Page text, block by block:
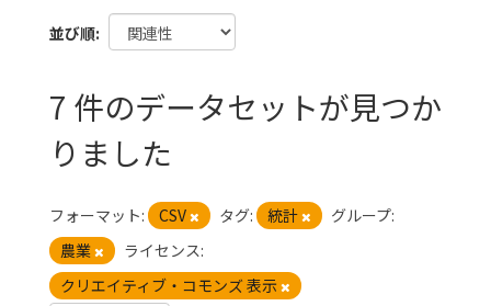
並び順
7 件のデータセットが見つか
りました
フォーマット: CSV タグ: 統計
グループ:
農業
ライセンス:
クリエイティブ・コモンズ 表示